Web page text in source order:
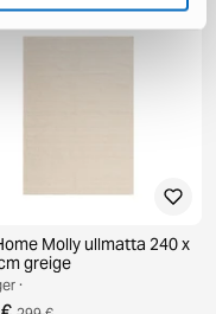
Molly ullmatta 240 x
greige
·